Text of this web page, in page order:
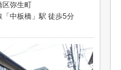
区弥生町
「中板橋」駅 徒歩5分